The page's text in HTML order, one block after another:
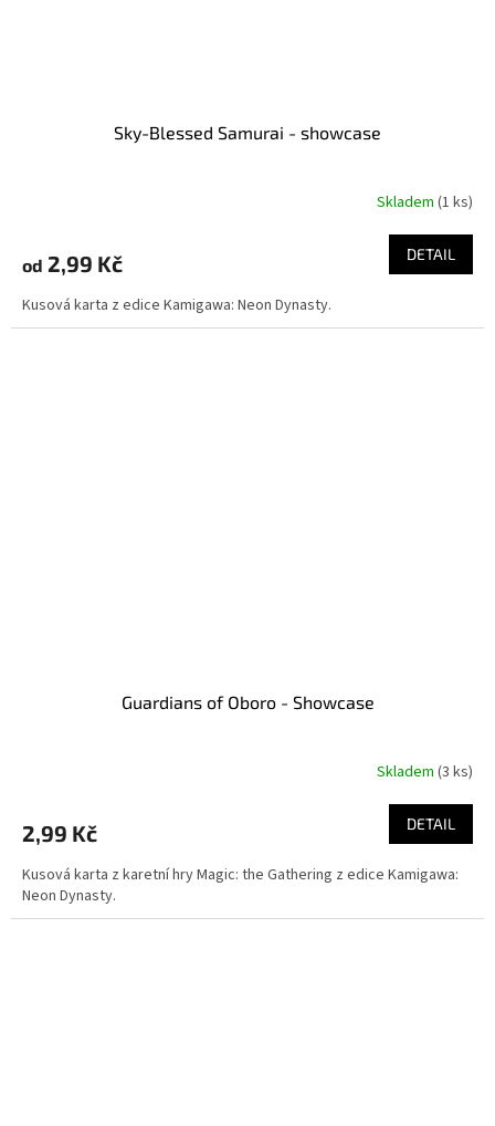
Sky-Blessed Samurai - showcase
Skladem (1 ks)
od 2,99 Kč DETAIL
Kusová karta z edice Kamigawa: Neon Dynasty.
Guardians of Oboro - Showcase
Skladem (3 ks)
2,99 Kč DETAIL
Kusová karta z karetní hry Magic: the Gathering z edice Kamigawa:
Neon Dynasty.